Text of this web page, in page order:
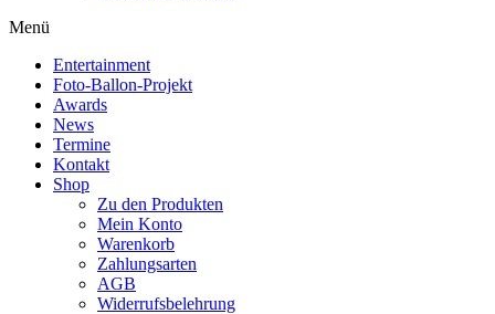
Menü
Entertainment
Foto-Ballon-Projekt
Awards
News
Termine
Kontakt
Shop
Zu den Produkten
Mein Konto
Warenkorb
Zahlungsarten
AGB
Widerrufsbelehrung